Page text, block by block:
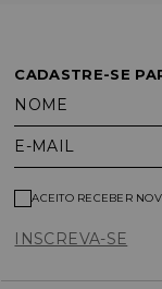
CADASTRE-SE
NOME
E-MAIL
INSCREVA-SE
ACEITO RECEBER